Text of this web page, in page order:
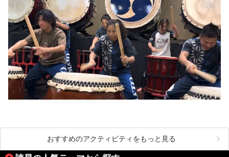
おすすめのアクティビティをもっと見る